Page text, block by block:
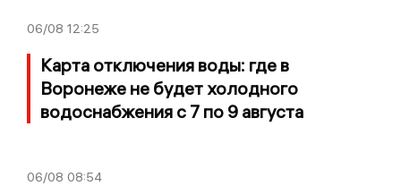
06/08 12:25
Карта отключения воды: где в
Воронеже не будет холодного
водоснабжения с 7 по 9 августа
06/08 08:54